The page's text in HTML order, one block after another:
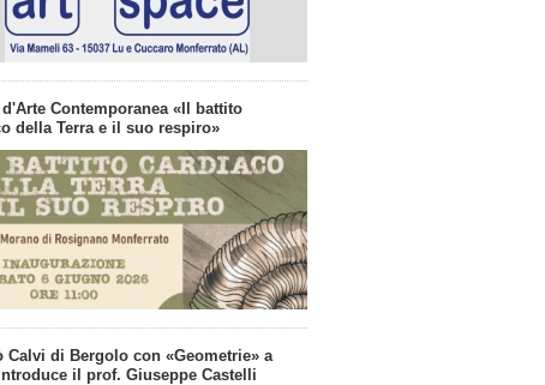
d'Arte Contemporanea «Il battito
della Terra e il suo respiro»
Calvi di Bergolo con «Geometrie» a
il prof. Giuseppe Castelli